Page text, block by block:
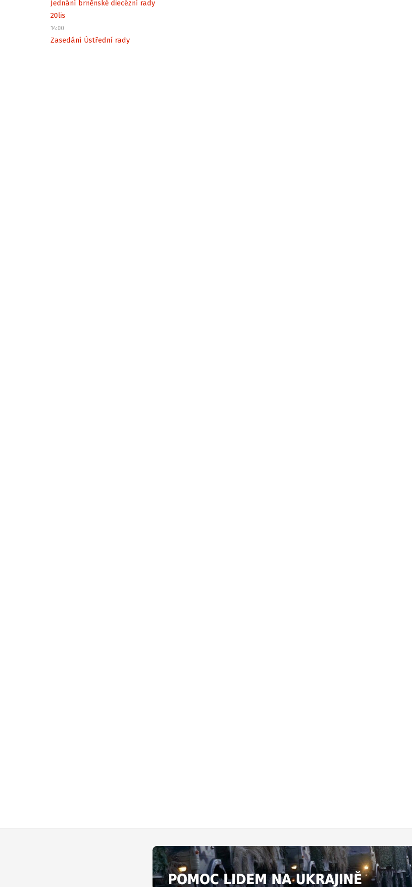
Jednání brněnské diecézní rady
20lis
14:00
Zasedání Ústřední rady